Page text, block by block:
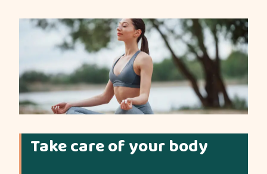
Take care of your body